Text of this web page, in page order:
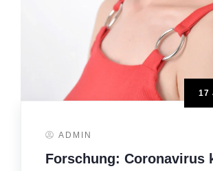
17
ADMIN
Forschung: Coronavirus